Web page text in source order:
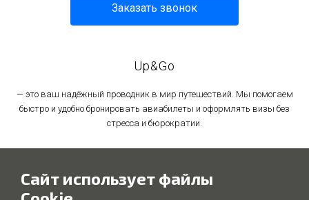
Заказать звонок
Up&Go
— это ваш надёжный проводник в мир путешествий. Мы помогаем
быстро и удобно бронировать авиабилеты и оформлять визы без
стресса и бюрократии.
Политика использования файлов cookie
Сайт использует файлы